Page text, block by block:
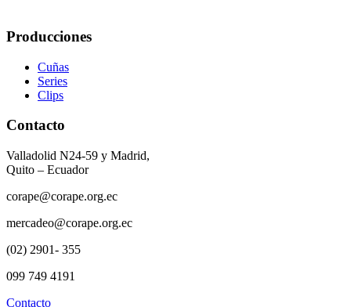
Producciones
Cuñas
Series
Clips
Contacto
Valladolid N24-59 y Madrid,
Quito – Ecuador
corape@corape.org.ec
mercadeo@corape.org.ec
(02) 2901- 355
099 749 4191
Contacto